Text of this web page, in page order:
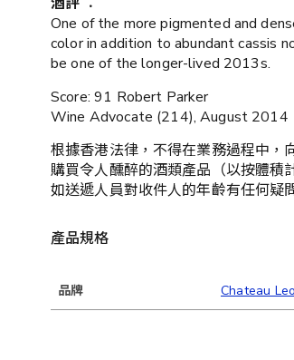
One of the more pigmented and
color in addition to abundant cassis
be one of the longer-lived 2013s.
Score:91 Robert Parker
Wine Advocate (214), August 2014
根據香港法律，不得在業務過程中，
購買令人醺醉的酒類產品（以按體積
如送遞人員對收件人的年齡有任何疑
產品規格
品牌 Chateau